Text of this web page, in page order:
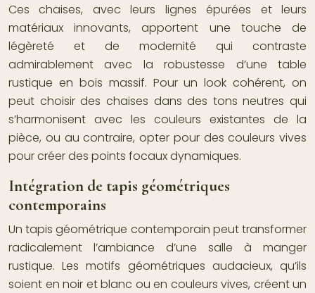
Ces chaises, avec leurs lignes épurées et leurs
matériaux innovants, apportent une touche de
légèreté et de modernité qui contraste
admirablement avec la robustesse d’une table
rustique en bois massif. Pour un look cohérent, on
peut choisir des chaises dans des tons neutres qui
s’harmonisent avec les couleurs existantes de la
pièce, ou au contraire, opter pour des couleurs vives
pour créer des points focaux dynamiques.
Intégration de tapis géométriques
contemporains
Un tapis géométrique contemporain peut transformer
radicalement l’ambiance d’une salle à manger
rustique. Les motifs géométriques audacieux, qu’ils
soient en noir et blanc ou en couleurs vives, créent un